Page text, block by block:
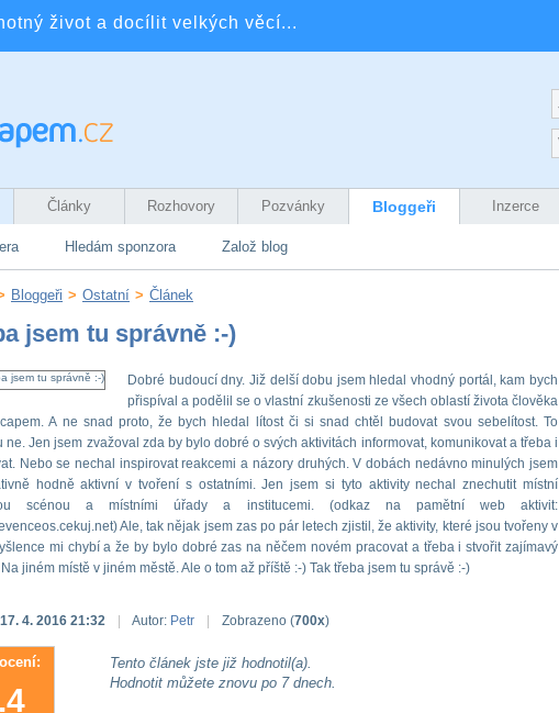
život a docílit velkých věcí...
Články Rozhovory Pozvánky Bloggeři Inzerce
Hledám sponzora Založ blog
Bloggeři > Ostatní > Článek
jsem tu správně :-)
Dobré budoucí dny. Již delší dobu jsem hledal vhodný portál, kam bych
přispíval a podělil se o vlastní zkušenosti ze všech oblastí života člověka
A ne snad proto, že bych hledal lítost či si snad chtěl budovat svou sebelítost. To
ne. Jen jsem zvažoval zda by bylo dobré o svých aktivitách informovat, komunikovat a třeba i
Nebo se nechal inspirovat reakcemi a názory druhých. V dobách nedávno minulých jsem
hodně aktivní v tvoření s ostatními. Jen jsem si tyto aktivity nechal znechutit místní
scénou a místními úřady a institucemi. (odkaz na pamětní web aktivit:
Ale, tak nějak jsem zas po pár letech zjistil, že aktivity, které jsou tvořeny v
mi chybí a že by bylo dobré zas na něčem novém pracovat a třeba i stvořit zajímavý
jiném místě v jiném městě. Ale o tom až příště :-) Tak třeba jsem tu správě :-)
17. 4. 2016 21:32 Autor: Petr Zobrazeno (700x)
Tento článek jste již hodnotil(a).
Hodnotit můžete znovu po 7 dnech.